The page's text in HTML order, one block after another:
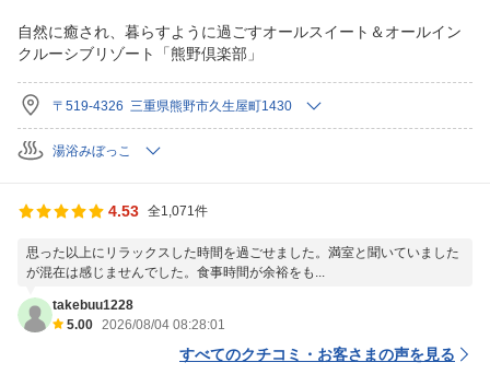
自然に癒され、暮らすように過ごすオールスイート＆オールイン
クルーシブリゾート「熊野倶楽部」
〒519-4326 三重県熊野市久生屋町1430
湯浴みぼっこ
4.53 全1,071件
思った以上にリラックスした時間を過ごせました。満室と聞いていました
が混在は感じませんでした。食事時間が余裕をも...
takebuu1228
5.00 2026/08/04 08:28:01
すべてのクチコミ・お客さまの声を見る